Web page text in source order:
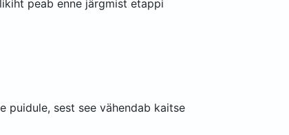
peab enne järgmist etappi
puidule, sest see vähendab kaitse